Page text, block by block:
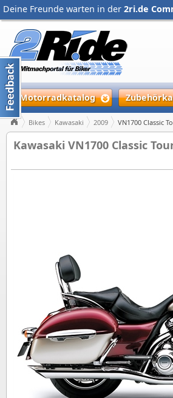
Deine Freunde warten in der 2ri.de
Motorradkatalog
Bikes Kawasaki 2009 VN1700 Classic
Kawasaki VN1700 Classic